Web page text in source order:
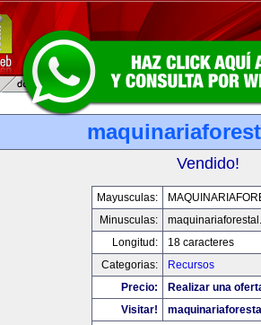
Vendido!
Mayusculas:
Minusculas:
Longitud:
18 caracteres
Categorias:
Recursos
Precio:
Realizar una
Visitar!